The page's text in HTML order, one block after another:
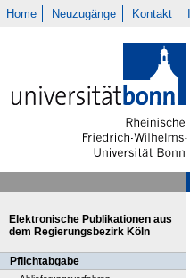
Home Neuzugänge Kontakt
Elektronische Publikationen aus
dem Regierungsbezirk Köln
Pflichtabgabe